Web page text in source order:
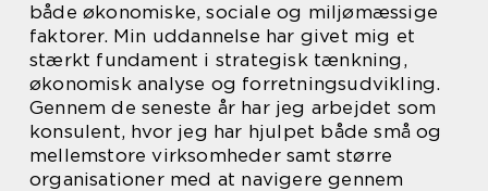
både økonomiske, sociale og miljømæssige
faktorer. Min uddannelse har givet mig et
stærkt fundament i strategisk tænkning,
økonomisk analyse og forretningsudvikling.
Gennem de seneste år har jeg arbejdet som
konsulent, hvor jeg har hjulpet både små og
mellemstore virksomheder samt større
organisationer med at navigere gennem